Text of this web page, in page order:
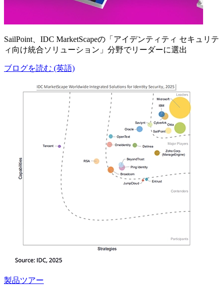
SailPoint、IDC MarketScapeの「アイデンティティ セキュリテ
ィ向け統合ソリューション」分野でリーダーに選出
ブログを読む (英語)
製品ツアー